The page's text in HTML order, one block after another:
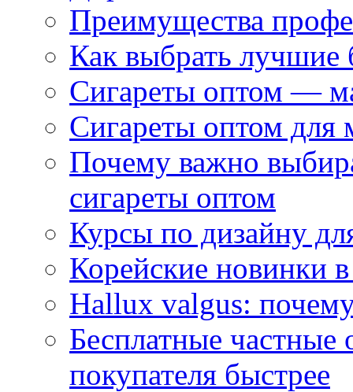
Преимущества
Как выбрать
Сигареты оптом —
Сигареты оптом для
Почему важно
сигареты оптом
Курсы по дизайну
Корейские новинки
Hallux valgus: почему
Бесплатные частные
покупателя быстрее